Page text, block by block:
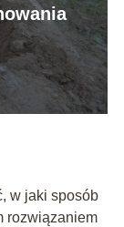
w jaki sposób
rozwiązaniem